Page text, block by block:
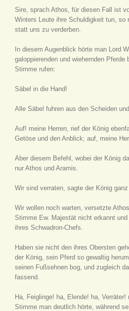
Sire, sprach Athos, für diesen Fall ist
Winters Leute ihre Schuldigkeit tun, so
statt uns zu verderben.
In diesem Augenblick hörte man Lord
galoppierenden und wiehernden
Stimme rufen:
Säbel in die Hand!
Alle Säbel fuhren aus den Scheiden
Auf! meine Herren, rief der König
Getöse und den Anblick; auf, meine
Aber diesem Befehl, wobei der König
nur Athos und Aramis.
Wir sind verraten, sagte der König
Wir wollen noch warten, versetzte
Stimme Ew. Majestät nicht erkannt
ihres Schwadron-Chefs.
Haben sie nicht den ihres Obersten
der König, sein Pferd so gewaltig
seinen Fußsehnen bog, und zugleich
fassend.
Ha, Feiglinge! ha, Elende! ha,
Stimme man deutlich hörte, während